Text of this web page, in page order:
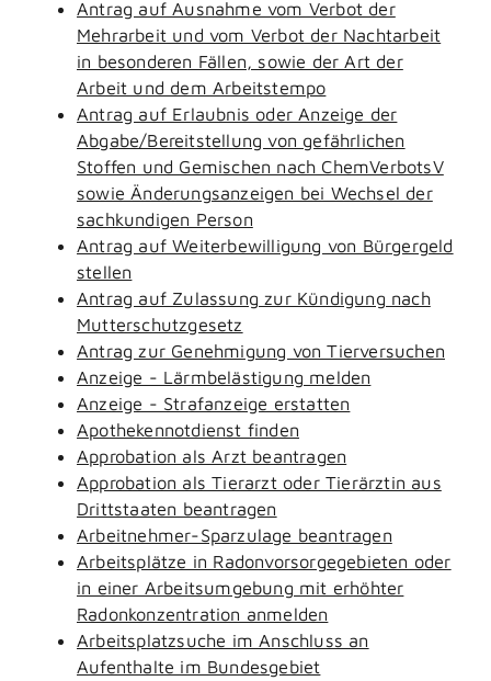
Antrag auf Ausnahme vom Verbot der
Mehrarbeit und vom Verbot der Nachtarbeit
in besonderen Fällen, sowie der Art der
Arbeit und dem Arbeitstempo
Antrag auf Erlaubnis oder Anzeige der
Abgabe/Bereitstellung von gefährlichen
Stoffen und Gemischen nach ChemVerbotsV
sowie Änderungsanzeigen bei Wechsel der
sachkundigen Person
Antrag auf Weiterbewilligung von Bürgergeld
stellen
Antrag auf Zulassung zur Kündigung nach
Mutterschutzgesetz
Antrag zur Genehmigung von Tierversuchen
Anzeige - Lärmbelästigung melden
Anzeige - Strafanzeige erstatten
Apothekennotdienst finden
Approbation als Arzt beantragen
Approbation als Tierarzt oder Tierärztin aus
Drittstaaten beantragen
Arbeitnehmer-Sparzulage beantragen
Arbeitsplätze in Radonvorsorgegebieten oder
in einer Arbeitsumgebung mit erhöhter
Radonkonzentration anmelden
Arbeitsplatzsuche im Anschluss an
Aufenthalte im Bundesgebiet